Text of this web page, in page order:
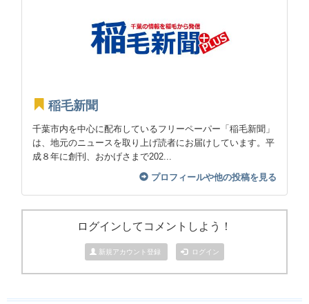
稲毛新聞
千葉市内を中心に配布しているフリーペーパー「稲毛新聞」
は、地元のニュースを取り上げ読者にお届けしています。平
成８年に創刊、おかげさまで202...
プロフィールや他の投稿を見る
ログインしてコメントしよう！
新規アカウント登録 ログイン